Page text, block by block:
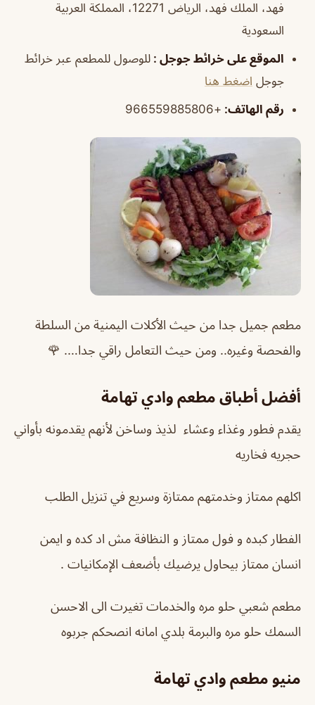
فهد، الملك فهد، الرياض 12271، المملكة العربية
السعودية
الموقع على خرائط جوجل : للوصول للمطعم عبر خرائط
جوجل اضغط هنا
رقم الهاتف: +966559885806
مطعم جميل جدا من حيث الأكلات اليمنية من السلطة
والفحصة وغيره.. ومن حيث التعامل راقي جدا…. 🌹
أفضل أطباق مطعم وادي تهامة
يقدم فطور وغذاء وعشاء لذيذ وساخن لأنهم يقدمونه بأواني
حجريه فخاريه
اكلهم ممتاز وخدمتهم ممتازة وسريع في تنزيل الطلب
الفطار كبده و فول ممتاز و النظافة مش اد كده و ايمن
انسان ممتاز بيحاول يرضيك بأضعف الإمكانيات .
مطعم شعبي حلو مره والخدمات تغيرت الى الاحسن
السمك حلو مره والبرمة بلدي امانه انصحكم جربوه
منيو مطعم وادي تهامة